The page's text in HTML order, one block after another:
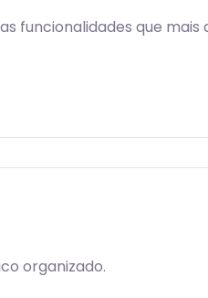
funcionalidades que mais
organizado.